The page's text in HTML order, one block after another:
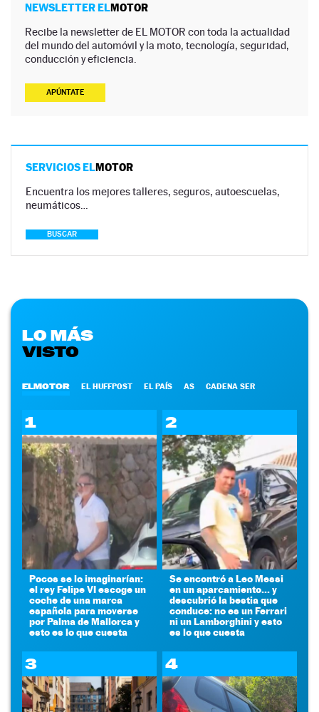
NEWSLETTER ELMOTOR
Recibe la newsletter de EL MOTOR con toda la actualidad
del mundo del automóvil y la moto, tecnología, seguridad,
conducción y eficiencia.
APÚNTATE
SERVICIOS ELMOTOR
Encuentra los mejores talleres, seguros, autoescuelas,
neumáticos…
BUSCAR
LO MÁS
VISTO
ELMOTOR EL HUFFPOST EL PAÍS AS CADENA SER
1
Pocos se lo imaginarían:
el rey Felipe VI escoge un
coche de una marca
española para moverse
por Palma de Mallorca y
esto es lo que cuesta
2
Se encontró a Leo Messi
en un aparcamiento... y
descubrió la bestia que
conduce: no es un Ferrari
ni un Lamborghini y esto
es lo que cuesta
3 4